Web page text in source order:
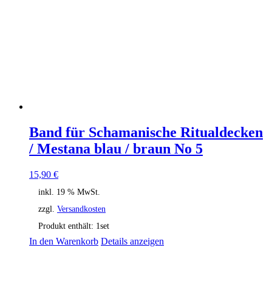
Band für Schamanische Ritualdecken
/ Mestana blau / braun No 5
15,90 €
inkl. 19 % MwSt.
zzgl. Versandkosten
Produkt enthält: 1set
In den Warenkorb Details anzeigen